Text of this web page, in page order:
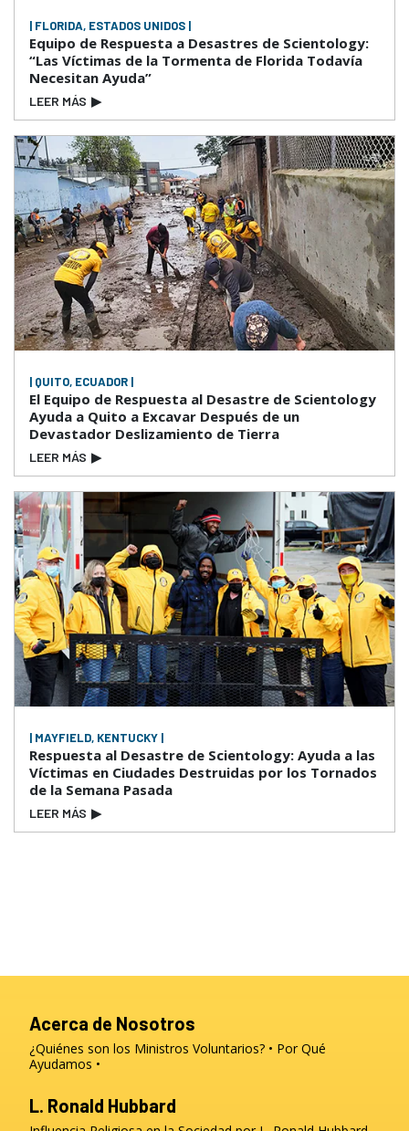
| FLORIDA, ESTADOS UNIDOS |
Equipo de Respuesta a Desastres de Scientology:
“Las Víctimas de la Tormenta de Florida Todavía
Necesitan Ayuda”
LEER MÁS ▶
| QUITO, ECUADOR |
El Equipo de Respuesta al Desastre de Scientology
Ayuda a Quito a Excavar Después de un
Devastador Deslizamiento de Tierra
LEER MÁS ▶
| MAYFIELD, KENTUCKY |
Respuesta al Desastre de Scientology: Ayuda a las
Víctimas en Ciudades Destruidas por los Tornados
de la Semana Pasada
LEER MÁS ▶
Acerca de Nosotros
¿Quiénes son los Ministros Voluntarios?
Por Qué
Ayudamos
L. Ronald Hubbard